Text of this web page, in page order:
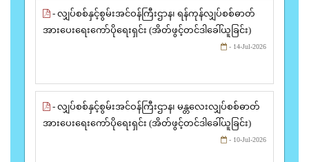
- လျှပ်စစ်နှင့်စွမ်းအင်ဝန်ကြီးဌာန၊ ရန်ကုန်လျှပ်စစ်ဓာတ်
အားပေးရေးကော်ပိုရေးရှင်း (အိတ်ဖွင့်တင်ဒါခေါ်ယူခြင်း)
- 14-Jul-2026
- လျှပ်စစ်နှင့်စွမ်းအင်ဝန်ကြီးဌာန၊ မန္တလေးလျှပ်စစ်ဓာတ်
အားပေးရေးကော်ပိုရေးရှင်း (အိတ်ဖွင့်တင်ဒါခေါ်ယူခြင်း)
- 10-Jul-2026